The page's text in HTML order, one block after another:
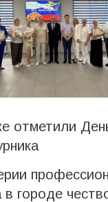
отметили
в городе